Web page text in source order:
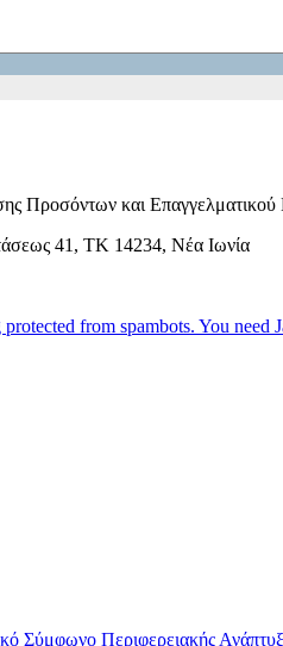
Προσόντων και
41, ΤΚ 14234, Νέα Ιωνία
from spambots. You need
Σύμφωνο Περιφερειακής